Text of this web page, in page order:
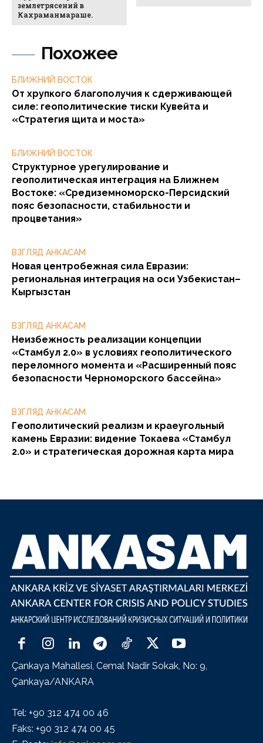
Похожее
БЛИЖНИЙ ВОСТОК
От хрупкого благополучия к сдерживающей
силе: геополитические тиски Кувейта и
«Стратегия щита и моста»
БЛИЖНИЙ ВОСТОК
Структурное урегулирование и
геополитическая интеграция на Ближнем
Востоке: «Средиземноморско-Персидский
пояс безопасности, стабильности и
процветания»
ВЗГЛЯД АНКАСАМ
Новая центробежная сила Евразии:
региональная интеграция на оси Узбекистан–
Кыргызстан
ВЗГЛЯД АНКАСАМ
Неизбежность реализации концепции
«Стамбул 2.0» в условиях геополитического
переломного момента и «Расширенный пояс
безопасности Черноморского бассейна»
ВЗГЛЯД АНКАСАМ
Геополитический реализм и краеугольный
камень Евразии: видение Токаева «Стамбул
2.0» и стратегическая дорожная карта мира
землетрясений в
Кахраманмараше.
Çankaya Mahallesi, Cemal Nadir Sokak, No: 9,
Çankaya/ANKARA
Tel: +90 312 474 00 46
Faks: +90 312 474 00 45